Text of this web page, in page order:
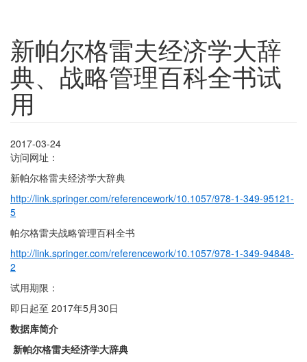
新帕尔格雷夫经济学大辞
典、战略管理百科全书试
用
2017-03-24
访问网址：
新帕尔格雷夫经济学大辞典
http://link.springer.com/referencework/10.1057/978-1-349-95121-
5
帕尔格雷夫战略管理百科全书
http://link.springer.com/referencework/10.1057/978-1-349-94848-
2
试用期限：
即日起至 2017年5月30日
数据库简介
新帕尔格雷夫经济学大辞典